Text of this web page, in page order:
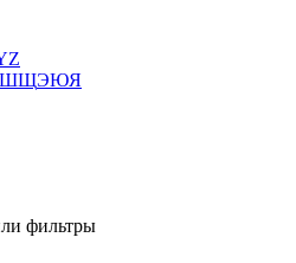
Z
ШЩЭЮЯ
фильтры